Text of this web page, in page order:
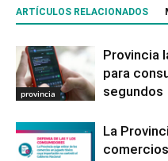
ARTÍCULOS RELACIONADOS
provincia
Provincia
para
segundos
La